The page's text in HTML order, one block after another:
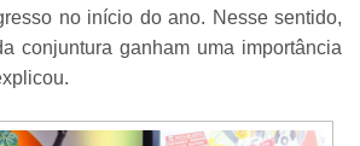
no início do ano. Nesse sentido,
conjuntura ganham uma importância